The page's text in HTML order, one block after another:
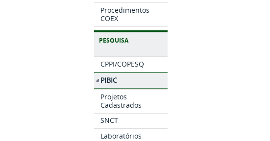
Procedimentos
COEX
PESQUISA
CPPI/COPESQ
PIBIC
Projetos
Cadastrados
SNCT
Laboratórios